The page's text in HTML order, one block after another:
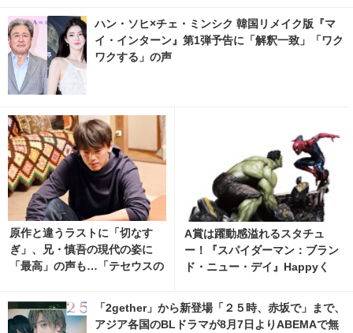
ハン・ソヒ×チェ・ミンシク 韓国リメイク版『マ
イ・インターン』第1弾予告に「解釈一致」「ワク
ワクする」の声
原作と違うラストに「切なす
ぎ」、兄・慎吾の現代の姿に
「最高」の声も…「テセウスの
A賞は躍動感溢れるスタチュ
ー！『スパイダーマン：ブラン
ド・ニュー・デイ』Happyく
真・画像 | cinemacafe.net
「2gether」から新登場「２５時、赤坂で」まで、
アジア各国のBLドラマが8月7日よりABEMAで無